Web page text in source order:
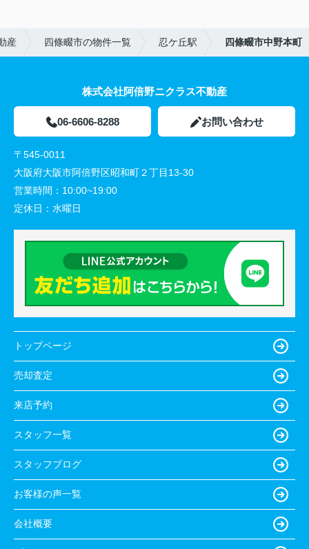
産 四條畷市の物件一覧 忍ケ丘駅 四條畷市中野本町
株式会社阿倍野ニクラス不動産
06-6606-8288 お問い合わせ
〒545-0011
大阪府大阪市阿倍野区昭和町２丁目13-30
営業時間： 10:00~19:00
定休日： 水曜日
トップページ
売却査定
来店予約
スタッフ一覧
スタッフブログ
お客様の声一覧
会社概要